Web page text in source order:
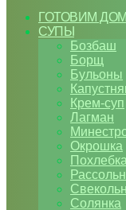
ГОТОВИМ
СУПЫ
Бозбаш
Борщ
Бульоны
Крем-суп
Лагман
Окрошка
Похлебка
Солянка